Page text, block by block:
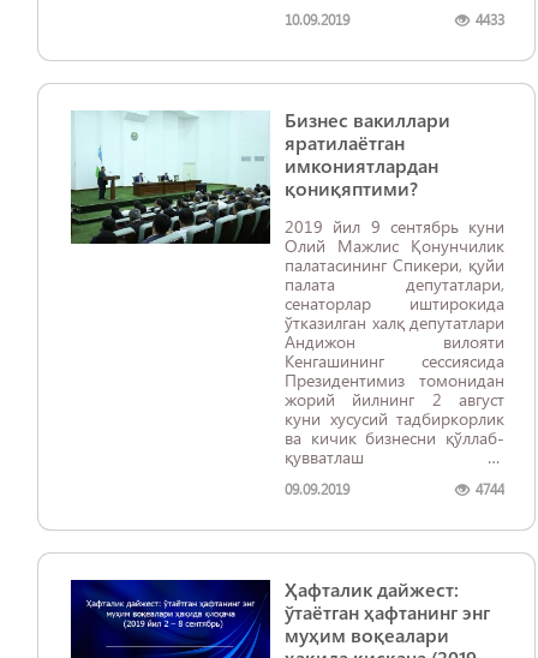
10.09.2019 4433
Бизнес вакиллари
яратилаётган
имкониятлардан
қониқяптими?
2019 йил 9 сентябрь куни
Олий Мажлис Қонунчилик
палатасининг Спикери, қуйи
палата депутатлари,
сенаторлар иштирокида
ўтказилган халқ депутатлари
Андижон вилояти
Кенгашининг сессиясида
Президентимиз томонидан
жорий йилнинг 2 август
куни хусусий тадбиркорлик
ва кичик бизнесни қўллаб-
қувватлаш ва
бағишланган йиғилишда
вазифалар ижроси
муҳокама қилинди.
09.09.2019 4744
Ҳафталик дайжест:
ўтаётган ҳафтанинг энг
муҳим воқеалари